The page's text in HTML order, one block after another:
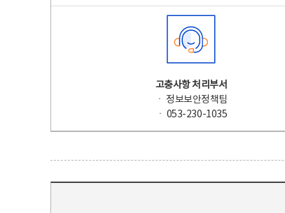
고충사항 처리부서
ㆍ 정보보안정책팀
ㆍ 053-230-1035